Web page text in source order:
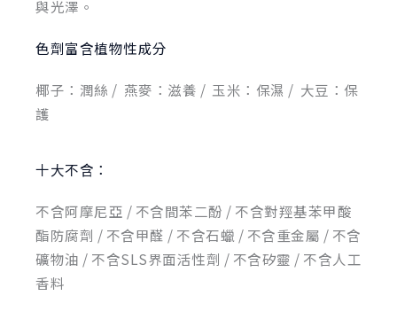
與光澤。
色劑富含植物性成分
椰子：潤絲 / 燕麥：滋養 / 玉米：保濕 / 大豆：保
護
十大不含：
不含阿摩尼亞 / 不含間苯二酚 / 不含對羥基苯甲酸
酯防腐劑 / 不含甲醛 / 不含石蠟 / 不含重金屬 / 不含
礦物油 / 不含SLS界面活性劑 / 不含矽靈 / 不含人工
香料